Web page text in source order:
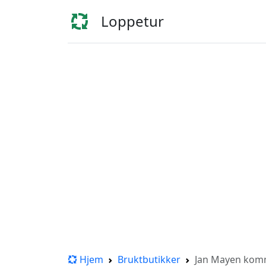
Loppetur
Hjem Bruktbutikker Jan Mayen